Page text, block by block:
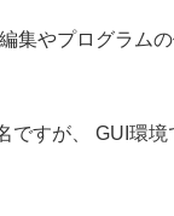
集やプログラム
すが、 GUI環